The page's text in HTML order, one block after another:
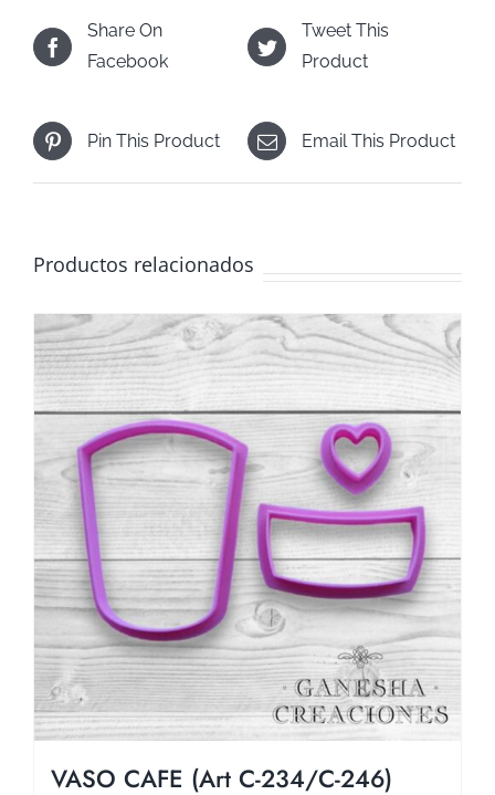
Share On
Facebook
Tweet This
Product
Pin This Product Email This Product
Productos relacionados
VASO CAFE (Art C-234/C-246)